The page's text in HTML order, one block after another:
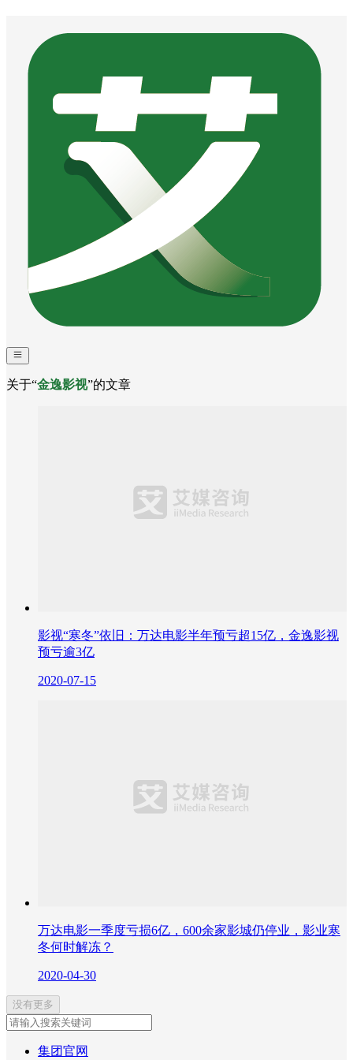
关于“金逸影视”的文章
影视“寒冬”依旧：万达电影半年预亏超15亿，金逸影视
预亏逾3亿
2020-07-15
万达电影一季度亏损6亿，600余家影城仍停业，影业寒
冬何时解冻？
2020-04-30
没有更多
集团官网